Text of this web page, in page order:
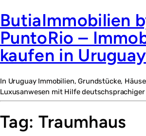
ButiaImmobilien
PuntoRio –
kaufen in Uruguay
In Uruguay Immobilien, Grundstücke,
Luxusanwesen mit Hilfe
Tag: Traumhaus